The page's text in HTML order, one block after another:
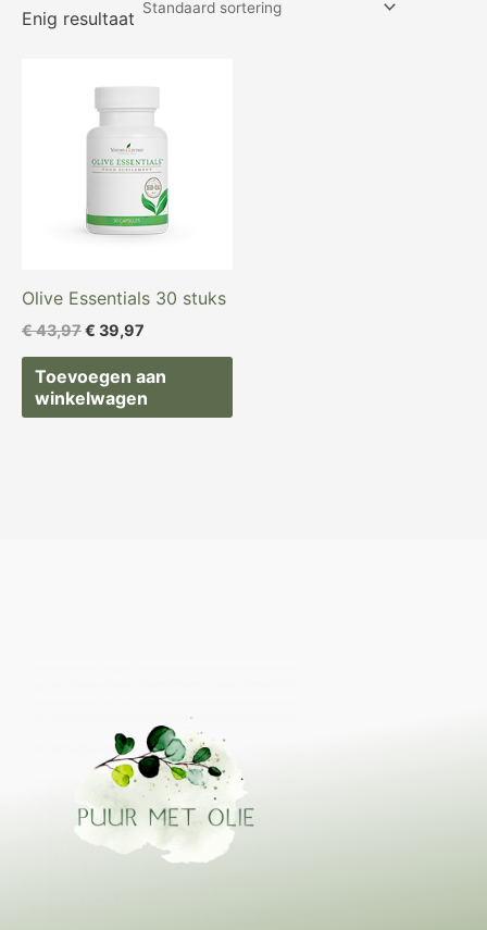
Enig resultaat
Olive Essentials 30 stuks
€43,97
prijs
was:
€ 43,97.
€ 39,97
prijs
is:
€ 39,97.
Toevoegen aan
winkelwagen